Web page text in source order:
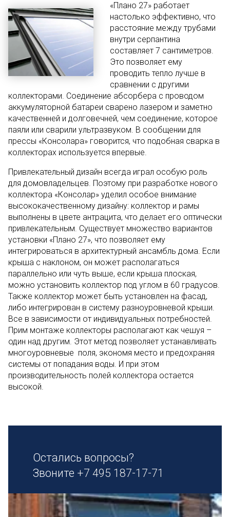
«Плано 27» работает
настолько эффективно, что
расстояние между трубами
внутри серпантина
составляет 7 сантиметров.
Это позволяет ему
проводить тепло лучше в
сравнении с другими
коллекторами. Соединение абсорбера с проводом
аккумуляторной батареи сварено лазером и заметно
качественней и долговечней, чем соединение, которое
паяли или сварили ультразвуком. В сообщении для
прессы «Консолара» говорится, что подобная сварка в
коллекторах используется впервые.
Привлекательный дизайн всегда играл особую роль
для домовладельцев. Поэтому при разработке нового
коллектора «Консолар» уделил особое внимание
высококачественному дизайну: коллектор и рамы
выполнены в цвете антрацита, что делает его оптически
привлекательным. Существует множество вариантов
установки «Плано 27», что позволяет ему
интегрироваться в архитектурный ансамбль дома. Если
крыша с наклоном, он может располагаться
параллельно или чуть выше, если крыша плоская,
можно установить коллектор под углом в 60 градусов.
Также коллектор может быть установлен на фасад,
либо интегрирован в систему разноуровневой крыши.
Все в зависимости от индивидуальных потребностей.
Прим монтаже коллекторы располагают как чешуя –
один над другим. Этот метод позволяет устанавливать
многоуровневые поля, экономя место и предохраняя
системы от попадания воды. И при этом
производительность полей коллектора остается
высокой.
Остались вопросы?
Звоните +7 495 187-17-71